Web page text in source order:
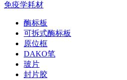
免疫学耗材
酶标板
可拆式酶标板
原位框
DAKO笔
玻片
封片胶